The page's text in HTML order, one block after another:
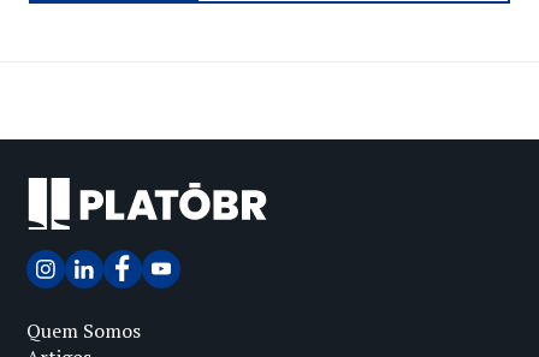
Quem Somos